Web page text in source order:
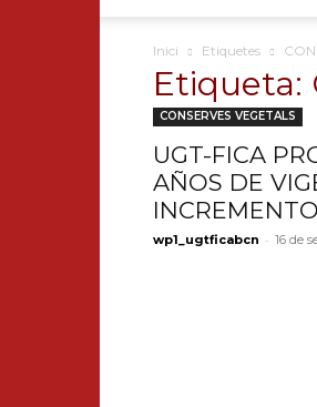
Inici Etiquetes
Etiqueta:
CONSERVES VEGETALS
UGT-FICA
AÑOS DE
wp1_ugtficabcn - 16 de